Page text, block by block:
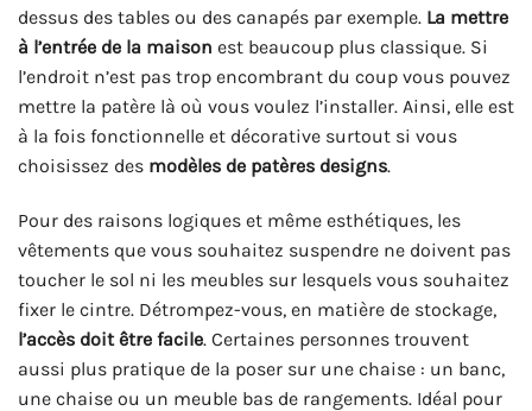
dessus des tables ou des canapés par exemple. La mettre
à l’entrée de la maison est beaucoup plus classique. Si
l’endroit n’est pas trop encombrant du coup vous pouvez
mettre la patère là où vous voulez l’installer. Ainsi, elle est
à la fois fonctionnelle et décorative surtout si vous
choisissez des modèles de patères designs.
Pour des raisons logiques et même esthétiques, les
vêtements que vous souhaitez suspendre ne doivent pas
toucher le sol ni les meubles sur lesquels vous souhaitez
fixer le cintre. Détrompez-vous, en matière de stockage,
l’accès doit être facile. Certaines personnes trouvent
aussi plus pratique de la poser sur une chaise : un banc,
une chaise ou un meuble bas de rangements. Idéal pour